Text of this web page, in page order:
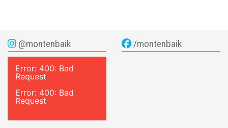
@montenbaik
Error: 400: Bad
Request
Error: 400: Bad
Request
/montenbaik